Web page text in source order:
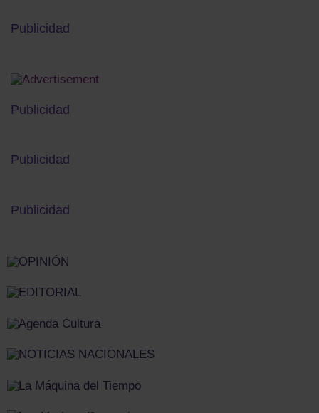
Publicidad
Publicidad
Publicidad
Publicidad